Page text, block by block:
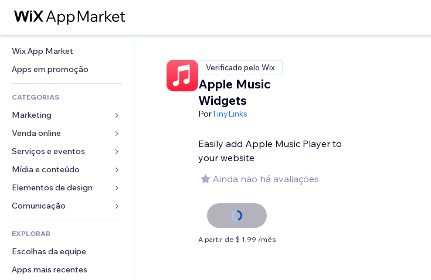
Wix App Market
Apps em promoção
CATEGORIAS
Marketing
Anúncios
Mobile
Análises
Listas do site
Email
Venda online
Apps para lojas
Frete e entrega
Botões de venda
Contabilidade
Cupons e fidelidade
Soluções de armazenamento
Serviços e eventos
Hotéis
Eventos
Restaurantes
Imobiliária
Meus agendamentos
Mídia e conteúdo
Galeria
Músicas
Podcasts
Fotografia
Vídeo
PDF
Elementos de design
Mapas e navegação
Privacidade e segurança
Relógio
Templates de página
Efeitos de imagem
Formulários
Enquetes
Chat
EXPLORAR
Escolhas da equipe
Apps mais recentes
Verificado pelo Wix
Apple Music
Widgets
PorTinyLinks
Easily add Apple Music Player to
your website
Ainda não há avaliações
A partir de $ 1,99 /mês